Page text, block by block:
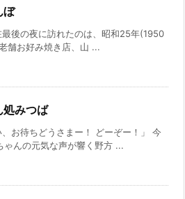
ぼ
最後の夜に訪れたのは、昭和25年(1950
舗お好み焼き店、山 ...
処みつば
、お待ちどうさまー！ どーぞー！」 今
ゃんの元気な声が響く野方 ...